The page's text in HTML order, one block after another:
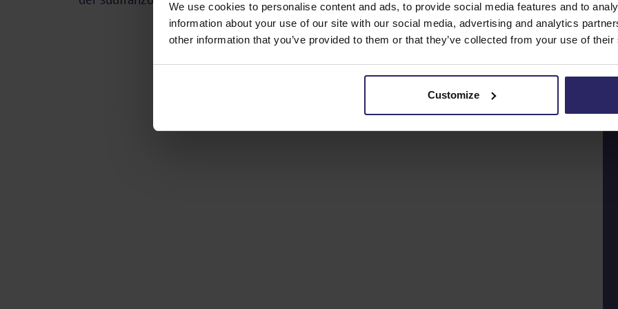
We use cookies to personalise content and ads, to provide social media features and to
information about your use of our site with our social media, advertising and analytics
other information that you’ve provided to them or that they’ve collected from your use of
Customize